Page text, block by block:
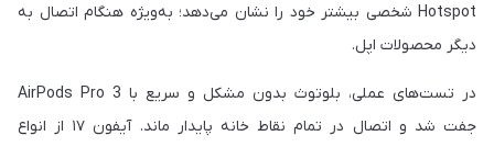
Hotspot شخصی بیشتر خود را نشان می‌دهد؛ به‌ویژه هنگام اتصال به
دیگر محصولات اپل.
در تست‌های عملی، بلوتوث بدون مشکل و سریع با AirPods Pro 3
جفت شد و اتصال در تمام نقاط خانه پایدار ماند. آیفون ۱۷ از انواع